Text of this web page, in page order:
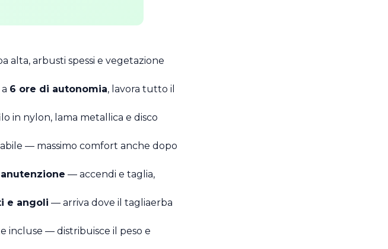
alta, arbusti spessi e vegetazione
6 ore di autonomia, lavora tutto il
in nylon, lama metallica e disco
— massimo comfort anche dopo
— accendi e taglia,
e angoli — arriva dove il tagliaerba
incluse — distribuisce il peso e